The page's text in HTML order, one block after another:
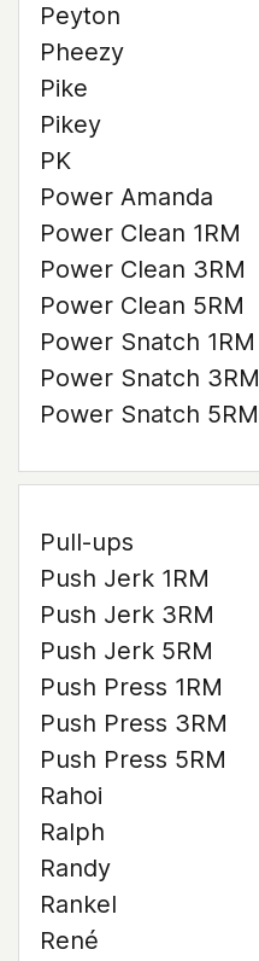
Peyton
Pheezy
Pike
Pikey
PK
Power Amanda
Power Clean 1RM
Power Clean 3RM
Power Clean 5RM
Power Snatch 1RM
Power Snatch 3RM
Power Snatch 5RM
Pull-ups
Push Jerk 1RM
Push Jerk 3RM
Push Jerk 5RM
Push Press 1RM
Push Press 3RM
Push Press 5RM
Rahoi
Ralph
Randy
Rankel
René